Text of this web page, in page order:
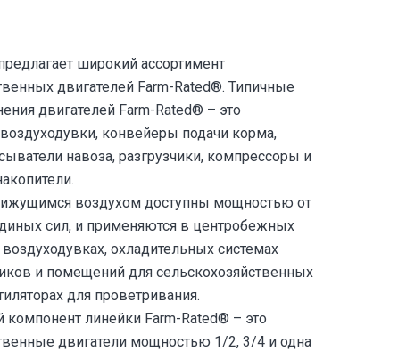
широкий ассортимент
двигателей Farm-Rated®. Типичные
двигателей Farm-Rated® – это
конвейеры подачи корма,
навоза, разгрузчики, компрессоры и
воздухом доступны мощностью от
сил, и применяются в центробежных
охладительных системах
и помещений для сельскохозяйственных
для проветривания.
линейки Farm-Rated® – это
двигатели мощностью 1/2, 3/4 и одна